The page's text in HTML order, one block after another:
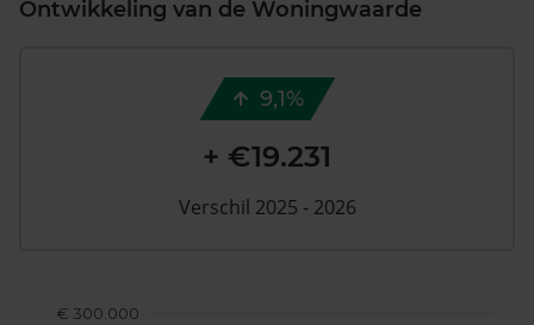
Ontwikkeling van de Woningwaarde
€ 300.000
9,1%
+ €19.231
Verschil 2025 - 2026